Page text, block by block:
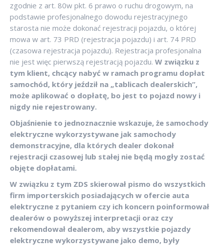
zgodnie z art. 80w pkt. 6 prawo o ruchu drogowym, na
podstawie profesjonalnego dowodu rejestracyjnego
starosta nie może dokonać rejestracji pojazdu, o której
mowa w art. 73 PRD (rejestracja pojazdu) i art. 74 PRD
(czasowa rejestracja pojazdu). Rejestracja profesjonalna
nie jest więc pierwszą rejestracją pojazdu. W związku z
tym klient, chcący nabyć w ramach programu dopłat
samochód, który jeździł na „tablicach dealerskich”,
może aplikować o dopłatę, bo jest to pojazd nowy i
nigdy nie rejestrowany.
Objaśnienie to jednoznacznie wskazuje, że samochody
elektryczne wykorzystywane jak samochody
demonstracyjne, dla których dealer dokonał
rejestracji czasowej lub stałej nie będą mogły zostać
objęte dopłatami.
W związku z tym ZDS skierował pismo do wszystkich
firm importerskich posiadających w ofercie auta
elektryczne z pytaniem czy ich koncern poinformował
dealerów o powyższej interpretacji oraz czy
rekomendował dealerom, aby wszystkie pojazdy
elektryczne wykorzystywane jako demo, były